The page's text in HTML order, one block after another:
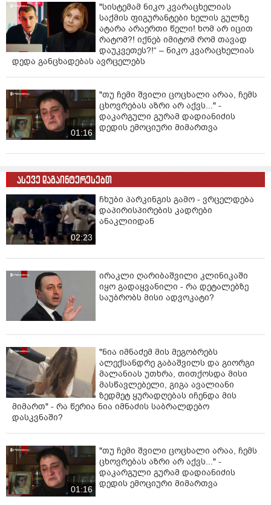
"სისტემამ ნიკო კვარაცხელიას
საქმის ფიგურანტები ხელის გულზე
ატარა არაერთი წელი! ხომ არ იცით
რატომ?! იქნებ იმიტომ რომ თავად
დაუკვეთეს?!“ – ნიკო კვარაცხელიას
დედა განცხადებას ავრცელებს
01:16
"თუ ჩემი შვილი ცოცხალი არაა, ჩემს
ცხოვრებას აზრი არ აქვს..." -
დაკარგული გურამ დადიანიძის
დედის ემოციური მიმართვა
ასევე დაგაინტერესებთ
02:23
ჩხუბი პარკინგის გამო - ვრცელდება
დაპირისპირების კადრები
ანაკლიიდან
ირაკლი ღარიბაშვილი კლინიკაში
იყო გადაყვანილი - რა დეტალებზე
საუბრობს მისი ადვოკატი?
"ნია იმნაძემ მის მეგობრებს
ალექსანდრე გაბაშვილს და გიორგი
მალანიას უთხრა, თითქოსდა მისი
მასწავლებელი, გიგა ავალიანი
ზედმეტ ყურადღებას იჩენდა მის
მიმართ" - რა წერია ნია იმნაძის საბრალდებო
დასკვნაში?
01:16
"თუ ჩემი შვილი ცოცხალი არაა, ჩემს
ცხოვრებას აზრი არ აქვს..." -
დაკარგული გურამ დადიანიძის
დედის ემოციური მიმართვა